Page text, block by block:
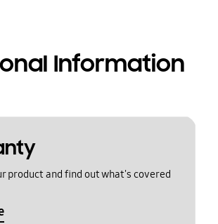
Information
product and find out what's covered